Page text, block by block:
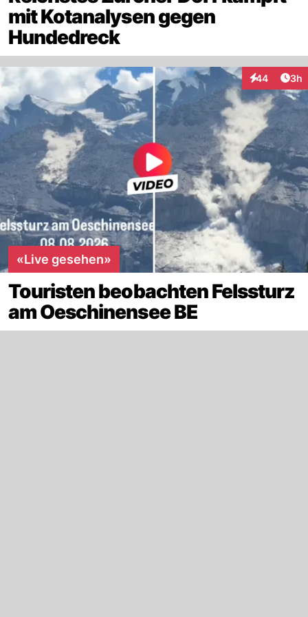
mit Kotanalysen gegen
Hundedreck
44
Interaktionen
3h
«Live gesehen»
Touristen beobachten Felssturz
am Oeschinensee BE